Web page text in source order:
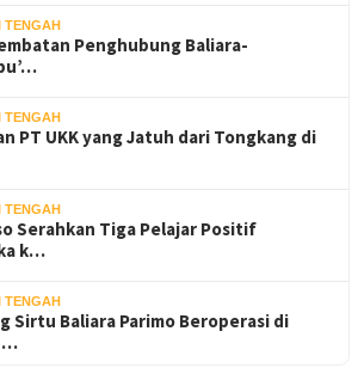
TENGAH
Penghubung Baliara-
TENGAH
PT UKK yang Jatuh dari Tongkang di
TENGAH
Serahkan Tiga Pelajar Positif
k…
TENGAH
Sirtu Baliara Parimo Beroperasi di
…